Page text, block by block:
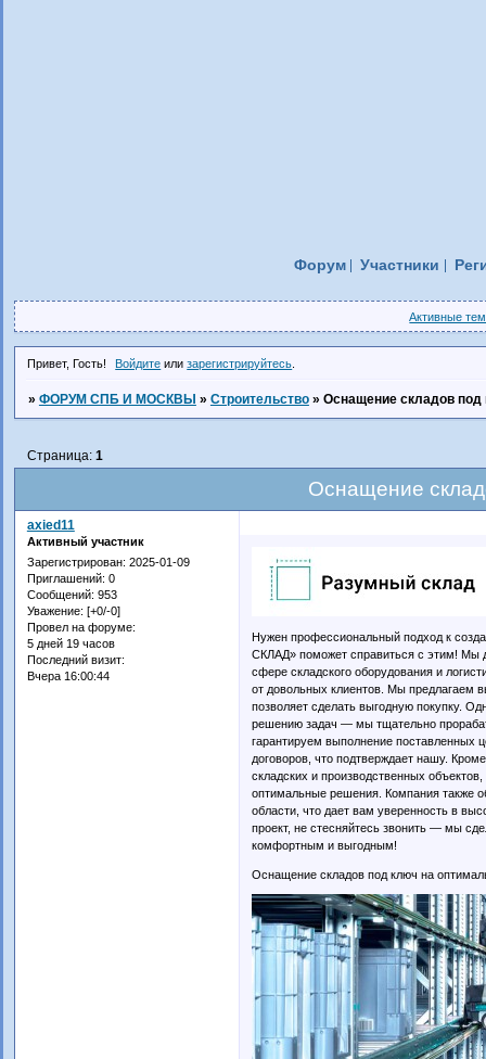
Форум Участники
Активные
Привет, Гость! Войдите илизарегистрируйтесь
» ФОРУМ СПБ И МОСКВЫ » Строительство » Оснащение складов под
Оснащение
Страница: 1
axied11
Активный участник
Зарегистрирован: 2025-01-09
Приглашений: 0
Сообщений: 953
Уважение: [+0/-0]
Провел на форуме:
5 дней 19 часов
Последний визит:
Вчера 16:00:44
Нужен профессиональный подход к
СКЛАД» поможет справиться с этим! Мы
сфере складского оборудования и
от довольных клиентов. Мы предлагаем
позволяет сделать выгодную покупку.
решению задач — мы тщательно
гарантируем выполнение поставленных
договоров, что подтверждает нашу.
складских и производственных
оптимальные решения. Компания также
области, что дает вам уверенность в
проект, не стесняйтесь звонить — мы
комфортным и выгодным!
Оснащение складов под ключ на